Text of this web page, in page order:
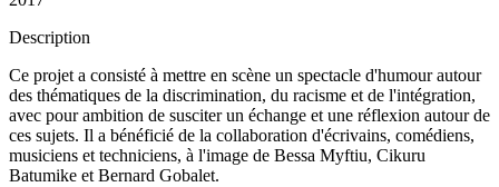
Description
Ce projet a consisté à mettre en scène un spectacle d'humour autour
des thématiques de la discrimination, du racisme et de l'intégration,
avec pour ambition de susciter un échange et une réflexion autour de
ces sujets. Il a bénéficié de la collaboration d'écrivains, comédiens,
musiciens et techniciens, à l'image de Bessa Myftiu, Cikuru
Batumike et Bernard Gobalet.